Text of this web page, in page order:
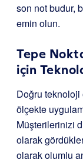
son not budur,
emin olun.
Tepe
için
Doğru teknoloji
ölçekte
Müşterilerinizi
olarak
olarak olumlu